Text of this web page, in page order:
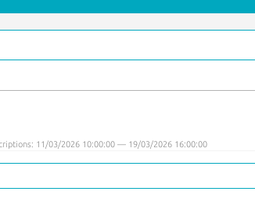
11/03/2026 10:00:00 — 19/03/2026 16:00:00